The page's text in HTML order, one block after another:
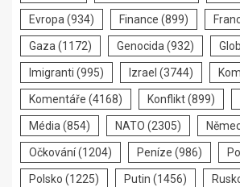
Evropa (934) Finance (899)
Gaza (1172) Genocida (932)
Imigranti (995) Izrael (3744)
Komentáře (4168) Konflikt(899)
Média (854) NATO (2305)
Očkování(1204) Peníze (986)
Polsko (1225) Putin (1456)